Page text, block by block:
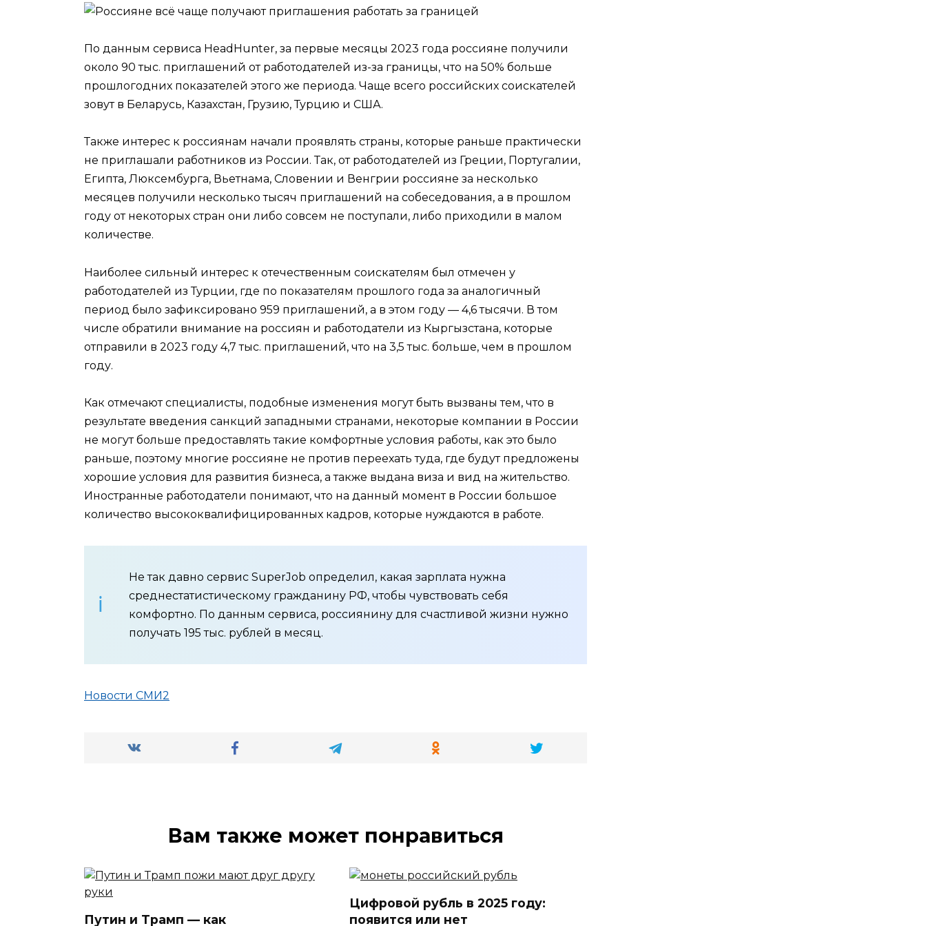
По данным сервиса HeadHunter, за первые месяцы 2023 года россияне получили
около 90 тыс. приглашений от работодателей из-за границы, что на 50% больше
прошлогодних показателей этого же периода. Чаще всего российских соискателей
зовут в Беларусь, Казахстан, Грузию, Турцию и США.
Также интерес к россиянам начали проявлять страны, которые раньше практически
не приглашали работников из России. Так, от работодателей из Греции, Португалии,
Египта, Люксембурга, Вьетнама, Словении и Венгрии россияне за несколько
месяцев получили несколько тысяч приглашений на собеседования, а в прошлом
году от некоторых стран они либо совсем не поступали, либо приходили в малом
количестве.
Наиболее сильный интерес к отечественным соискателям был отмечен у
работодателей из Турции, где по показателям прошлого года за аналогичный
период было зафиксировано 959 приглашений, а в этом году — 4,6 тысячи. В том
числе обратили внимание на россиян и работодатели из Кыргызстана, которые
отправили в 2023 году 4,7 тыс. приглашений, что на 3,5 тыс. больше, чем в прошлом
году.
Как отмечают специалисты, подобные изменения могут быть вызваны тем, что в
результате введения санкций западными странами, некоторые компании в России
не могут больше предоставлять такие комфортные условия работы, как это было
раньше, поэтому многие россияне не против переехать туда, где будут предложены
хорошие условия для развития бизнеса, а также выдана виза и вид на жительство.
Иностранные работодатели понимают, что на данный момент в России большое
количество высококвалифицированных кадров, которые нуждаются в работе.
Не так давно сервис SuperJob определил, какая зарплата нужна
среднестатистическому гражданину РФ, чтобы чувствовать себя
комфортно. По данным сервиса, россиянину для счастливой жизни нужно
получать 195 тыс. рублей в месяц.
Новости СМИ2
Вам также может понравиться
Путин и Трамп — как
Цифровой рубль в 2025 году:
появится или нет